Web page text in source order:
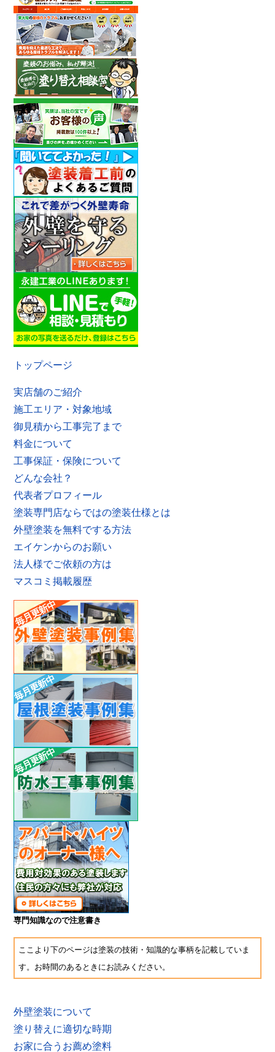
トップページ
実店舗のご紹介
施工エリア・対象地域
御見積から工事完了まで
料金について
工事保証・保険について
どんな会社？
代表者プロフィール
塗装専門店ならではの塗装仕様とは
外壁塗装を無料でする方法
エイケンからのお願い
法人様でご依頼の方は
マスコミ掲載履歴
専門知識なので注意書き
ここより下のページは塗装の技術・知識的な事柄を記載していま
す。お時間のあるときにお読みください。
外壁塗装について
塗り替えに適切な時期
お家に合うお薦め塗料